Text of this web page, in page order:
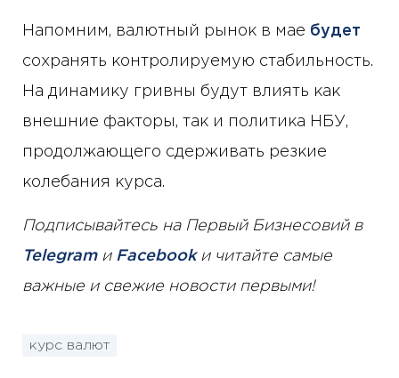
Напомним, валютный рынок в мае будет
сохранять контролируемую стабильность.
На динамику гривны будут влиять как
внешние факторы, так и политика НБУ,
продолжающего сдерживать резкие
колебания курса.
Подписывайтесь на Первый Бизнесовий в
Telegramи Facebookи читайте самые
важные и свежие новости первыми!
курс валют